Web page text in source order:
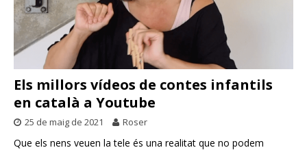
Els millors vídeos de contes infantils
en català a Youtube
25 de maig de 2021 Roser
Que els nens veuen la tele és una realitat que no podem